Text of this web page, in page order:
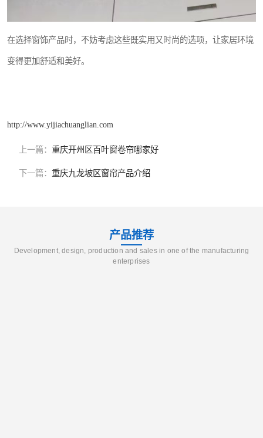
在选择窗饰产品时，不妨考虑这些既实用又时尚的选项，让家居环境
变得更加舒适和美好。
http://www.yijiachuanglian.com
上一篇： 重庆开州区百叶窗卷帘哪家好
下一篇： 重庆九龙坡区窗帘产品介绍
产品推荐
Development, design, production and sales in one of the manufacturing
enterprises